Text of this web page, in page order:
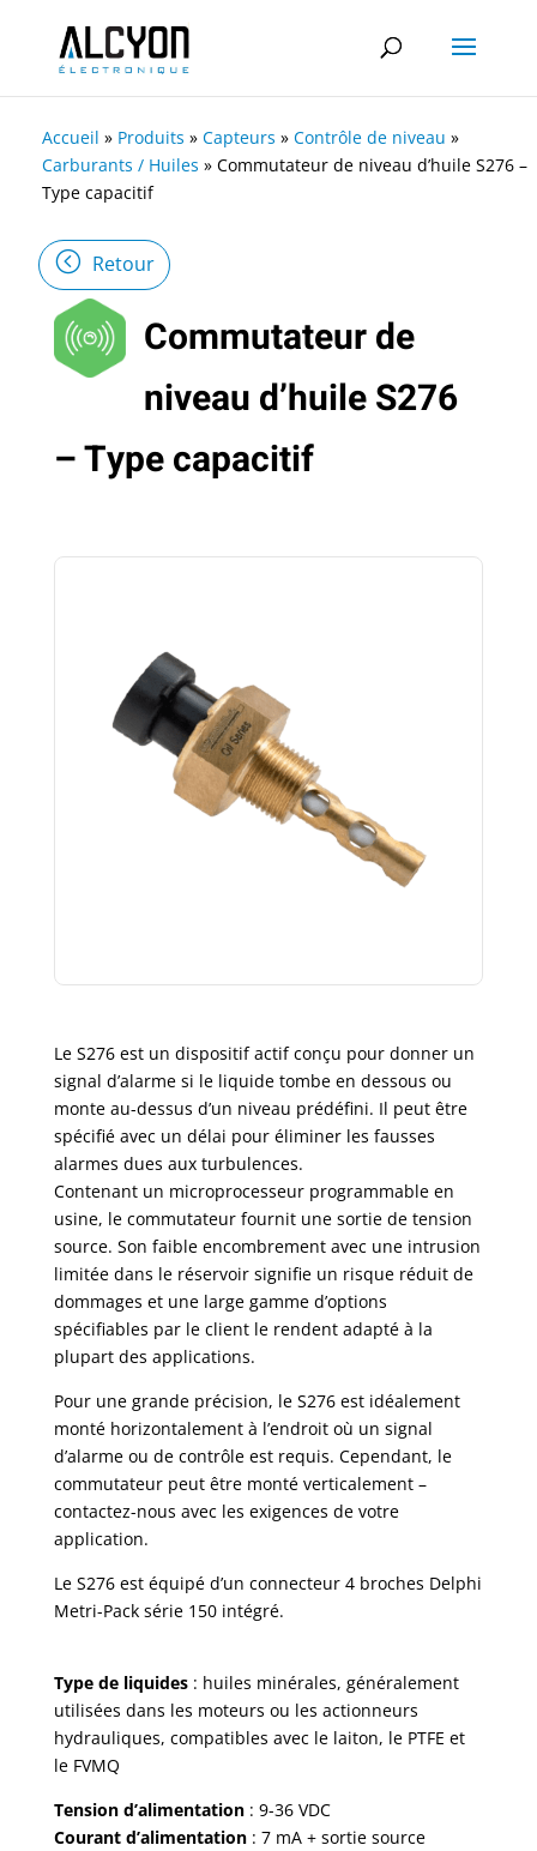
Accueil » Produits » Capteurs » Contrôle de niveau »
Carburants / Huiles » Commutateur de niveau d’huile S276 –
Type capacitif
Retour
Commutateur de
niveau d’huile S276
– Type capacitif
Le S276 est un dispositif actif conçu pour donner un
signal d’alarme si le liquide tombe en dessous ou
monte au-dessus d’un niveau prédéfini. Il peut être
spécifié avec un délai pour éliminer les fausses
alarmes dues aux turbulences.
Contenant un microprocesseur programmable en
usine, le commutateur fournit une sortie de tension
source. Son faible encombrement avec une intrusion
limitée dans le réservoir signifie un risque réduit de
dommages et une large gamme d’options
spécifiables par le client le rendent adapté à la
plupart des applications.
Pour une grande précision, le S276 est idéalement
monté horizontalement à l’endroit où un signal
d’alarme ou de contrôle est requis. Cependant, le
commutateur peut être monté verticalement –
contactez-nous avec les exigences de votre
application.
Le S276 est équipé d’un connecteur 4 broches Delphi
Metri-Pack série 150 intégré.
Type de liquides: huiles minérales, généralement
utilisées dans les moteurs ou les actionneurs
hydrauliques, compatibles avec le laiton, le PTFE et
le FVMQ
Tension d’alimentation: 9-36 VDC
Courant d’alimentation: 7 mA + sortie source